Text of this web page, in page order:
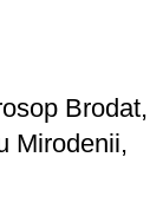
Brodat,
Mirodenii,